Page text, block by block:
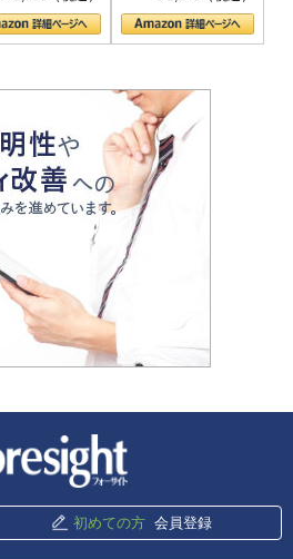
初めての方 会員登録